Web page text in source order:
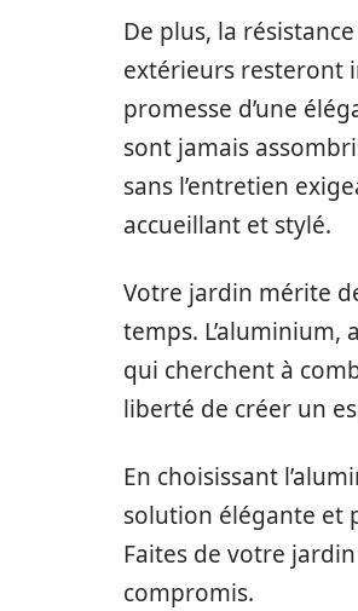
De plus, la
extérieurs resteront
promesse d’une
sont jamais
sans l’entretien
accueillant et stylé.
Votre jardin mérite
temps. L’aluminium,
qui cherchent à
liberté de créer un
En choisissant
solution élégante et
Faites de votre
compromis.